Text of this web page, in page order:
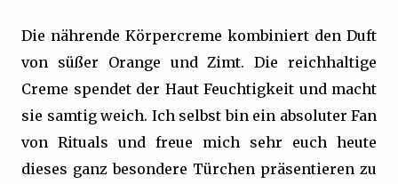
Die nährende Körpercreme kombiniert den Duft
von süßer Orange und Zimt. Die reichhaltige
Creme spendet der Haut Feuchtigkeit und macht
sie samtig weich. Ich selbst bin ein absoluter Fan
von Rituals und freue mich sehr euch heute
dieses ganz besondere Türchen präsentieren zu